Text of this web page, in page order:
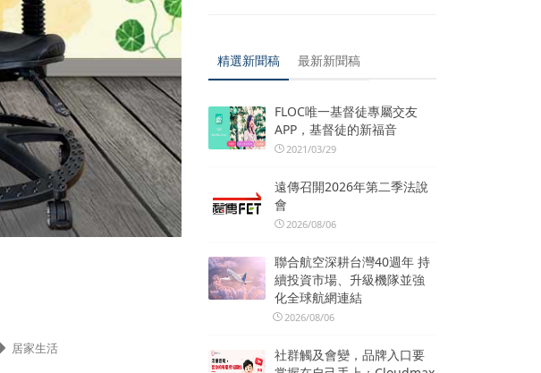
居家生活
精選新聞稿 最新新聞稿
FLOC唯一基督徒專屬交友
APP，基督徒的新福音
2021/03/29
遠傳召開2026年第二季法說
會
2026/08/06
聯合航空深耕台灣40週年 持
續投資市場、升級機隊並強
化全球航網連結
2026/08/06
社群觸及會變，品牌入口要